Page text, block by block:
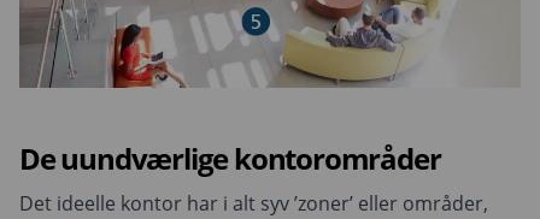
De uundværlige kontorområder
Det ideelle kontor har i alt syv ’zoner’ eller områder,